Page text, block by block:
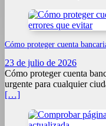
Cómo proteger cuenta
23 de julio de 2026
Cómo proteger cuenta
urgente para cualquier
[…]